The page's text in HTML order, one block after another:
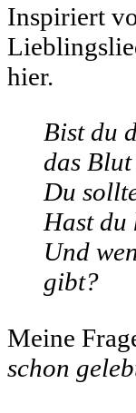
Inspiriert
hier.
Bist du
das
Du
Hast du
Und
gibt?
Meine
schon